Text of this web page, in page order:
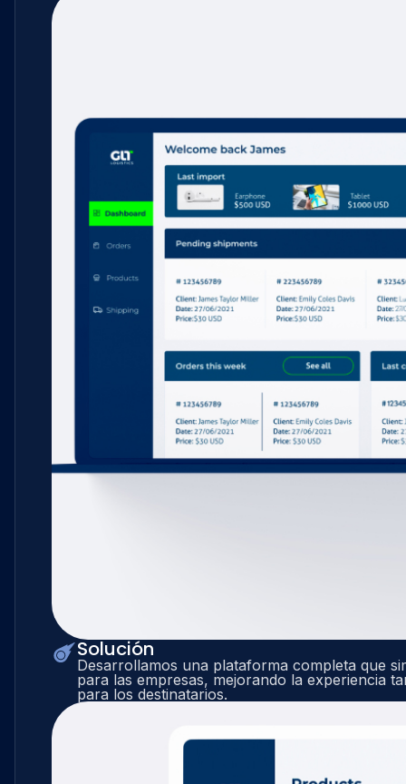
Solución
Desarrollamos una plataforma completa que
para las empresas, mejorando la experiencia
para los destinatarios.